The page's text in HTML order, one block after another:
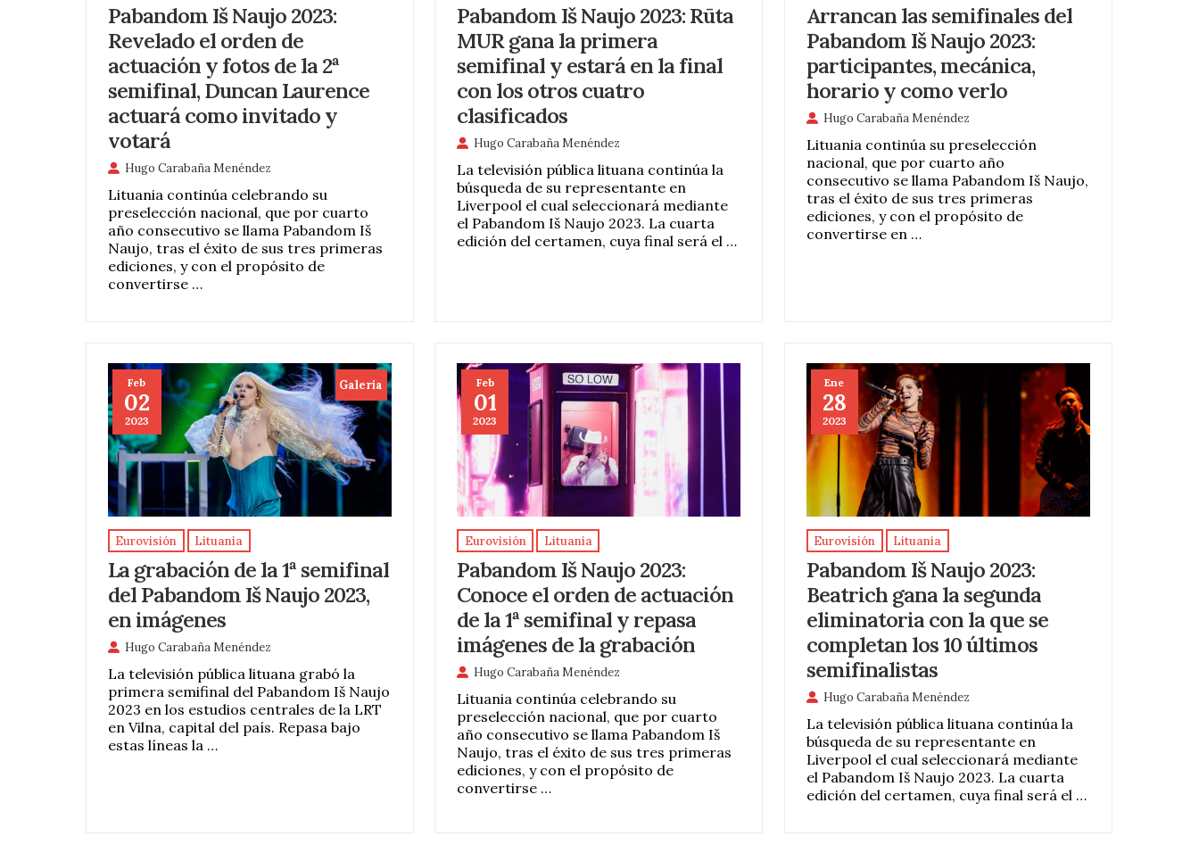
Pabandom Iš Naujo 2023:
Revelado el orden de
actuación y fotos de la 2ª
semifinal, Duncan Laurence
actuará como invitado y
votará
Hugo Carabaña Menéndez
Lituania continúa celebrando su
preselección nacional, que por cuarto
año consecutivo se llama Pabandom Iš
Naujo, tras el éxito de sus tres primeras
ediciones, y con el propósito de
convertirse …
Pabandom Iš Naujo 2023: Rūta
MUR gana la primera
semifinal y estará en la final
con los otros cuatro
clasificados
Hugo Carabaña Menéndez
La televisión pública lituana continúa la
búsqueda de su representante en
Liverpool el cual seleccionará mediante
el Pabandom Iš Naujo 2023. La cuarta
edición del certamen, cuya final será el …
Arrancan las semifinales del
Pabandom Iš Naujo 2023:
participantes, mecánica,
horario y como verlo
Hugo Carabaña Menéndez
Lituania continúa su preselección
nacional, que por cuarto año
consecutivo se llama Pabandom Iš Naujo,
tras el éxito de sus tres primeras
ediciones, y con el propósito de
convertirse en …
Feb
02
2023
Galeria
Eurovisión Lituania
La grabación de la 1ª semifinal
del Pabandom Iš Naujo 2023,
en imágenes
Hugo Carabaña Menéndez
La televisión pública lituana grabó la
primera semifinal del Pabandom Iš Naujo
2023 en los estudios centrales de la LRT
en Vilna, capital del país. Repasa bajo
estas líneas la …
Feb
01
2023
Eurovisión Lituania
Pabandom Iš Naujo 2023:
Conoce el orden de actuación
de la 1ª semifinal y repasa
imágenes de la grabación
Hugo Carabaña Menéndez
Lituania continúa celebrando su
preselección nacional, que por cuarto
año consecutivo se llama Pabandom Iš
Naujo, tras el éxito de sus tres primeras
ediciones, y con el propósito de
convertirse …
Ene
28
2023
Eurovisión Lituania
Pabandom Iš Naujo 2023:
Beatrich gana la segunda
eliminatoria con la que se
completan los 10 últimos
semifinalistas
Hugo Carabaña Menéndez
La televisión pública lituana continúa la
búsqueda de su representante en
Liverpool el cual seleccionará mediante
el Pabandom Iš Naujo 2023. La cuarta
edición del certamen, cuya final será el …